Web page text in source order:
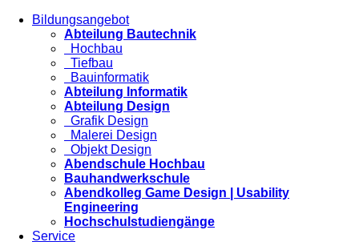
Bildungsangebot
Abteilung Bautechnik
Hochbau
Tiefbau
Bauinformatik
Abteilung Informatik
Abteilung Design
Grafik Design
Malerei Design
Objekt Design
Abendschule Hochbau
Bauhandwerkschule
Abendkolleg Game Design | Usability
Engineering
Hochschulstudiengänge
Service